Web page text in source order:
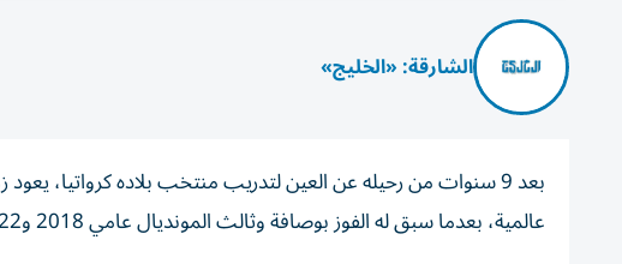
الشارقة: «الخليج»
بعد 9 سنوات من رحيله عن العين لتدريب منتخب بلاده كرواتيا،
عالمية، بعدما سبق له الفوز بوصافة وثالث المونديال عامي 2018 و2022، وقاد كذلك نخبة النجوم وفي مقدمتهم لوكا مودريتش.